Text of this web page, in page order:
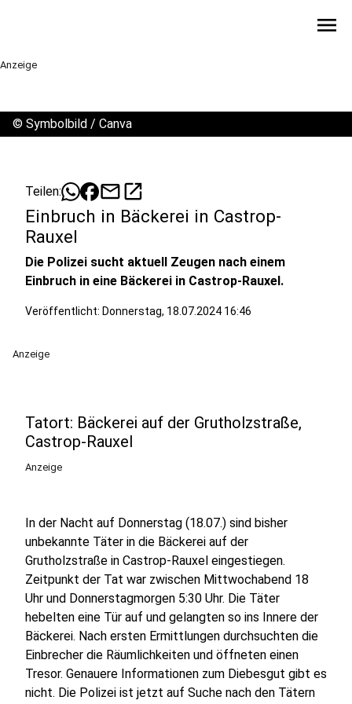
menu
Anzeige
© Symbolbild / Canva
Teilen: mailopen_in_new
Einbruch in Bäckerei in Castrop-
Rauxel
Die Polizei sucht aktuell Zeugen nach einem
Einbruch in eine Bäckerei in Castrop-Rauxel.
Veröffentlicht: Donnerstag, 18.07.2024 16:46
Anzeige
Tatort: Bäckerei auf der Grutholzstraße,
Castrop-Rauxel
Anzeige
In der Nacht auf Donnerstag (18.07.) sind bisher
unbekannte Täter in die Bäckerei auf der
Grutholzstraße in Castrop-Rauxel eingestiegen.
Zeitpunkt der Tat war zwischen Mittwochabend 18
Uhr und Donnerstagmorgen 5:30 Uhr. Die Täter
hebelten eine Tür auf und gelangten so ins Innere der
Bäckerei. Nach ersten Ermittlungen durchsuchten die
Einbrecher die Räumlichkeiten und öffneten einen
Tresor. Genauere Informationen zum Diebesgut gibt es
nicht. Die Polizei ist jetzt auf Suche nach den Tätern